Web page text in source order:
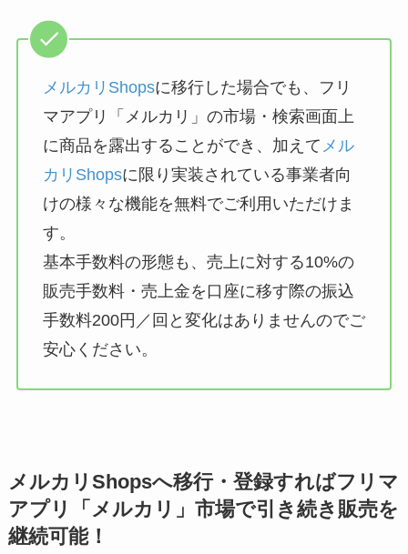
メルカリShopsに移行した場合でも、フリ
マアプリ「メルカリ」の市場・検索画面上
に商品を露出することができ、加えて メル
カリShopsに限り実装されている事業者向
けの様々な機能を無料でご利用いただけま
す。
基本手数料の形態も、売上に対する10%の
販売手数料・売上金を口座に移す際の振込
手数料200円／回と変化はありませんのでご
安心ください。
メルカリShopsへ移行・登録すればフリマ
アプリ「メルカリ」市場で引き続き販売を
継続可能！